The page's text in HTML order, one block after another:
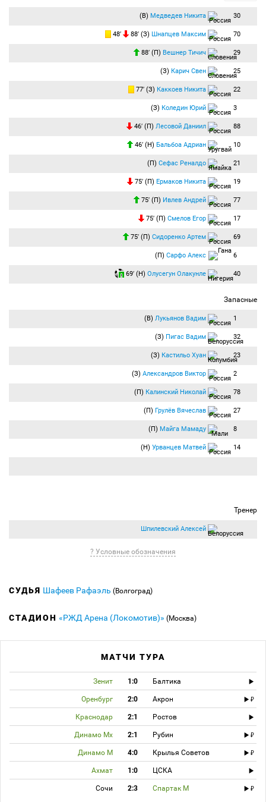
(В) Медведев Никита 30
48′ 88′ (З) Шнапцев Максим 70
88′ (П) Вешнер Тичич 29
(З) Карич Свен 25
77′ (З) Каккоев Никита 22
(З) Коледин Юрий 3
46′ (П) Лесовой Даниил 88
46′ (Н) Бальбоа Адриан 10
(П) Сефас Реналдо 21
75′ (П) Ермаков Никита 19
75′ (П) Ивлев Андрей 77
75′ (П) Смелов Егор 17
75′ (П) Сидоренко Артем 69
(П) Сарфо Алекс 6
69′ (Н) Олусегун Олакунле 40
Запасные
(В) Лукьянов Вадим 1
(З) Пигас Вадим 32
(З) Кастильо Хуан 23
(З) Александров Виктор 2
(П) Калинский Николай 78
(П) Грулёв Вячеслав 27
(П) Майга Мамаду 8
(Н) Урванцев Матвей 14
Тренер
Шпилевский Алексей
? Условные обозначения
СУДЬЯ Шафеев Рафаэль (Волгоград)
СТАДИОН «РЖД Арена (Локомотив)» (Москва)
МАТЧИ ТУРА
Зенит 1:0 Балтика
Оренбург 2:0 Акрон
Краснодар 2:1 Ростов
Динамо Мх 2:1 Рубин
Динамо М 4:0 Крылья Советов
Ахмат 1:0 ЦСКА
Сочи 2:3 Спартак М